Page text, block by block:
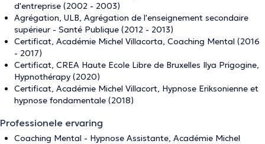
d'entreprise (2002 - 2003)
Agrégation, ULB, Agrégation de l'enseignement secondaire
supérieur - Santé Publique (2012 - 2013)
Certificat, Académie Michel Villacorta, Coaching Mental (2016
- 2017)
Certificat, CREA Haute Ecole Libre de Bruxelles Ilya Prigogine,
Hypnothérapy (2020)
Certificat, Académie Michel Villacort, Hypnose Eriksonienne et
hypnose fondamentale (2018)
Professionele ervaring
Coaching Mental - Hypnose Assistante, Académie Michel